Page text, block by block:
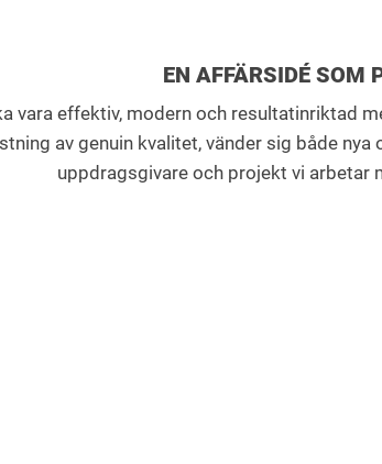
EN AFFÄRSIDÉ SOM
vara effektiv, modern och resultatinriktad
av genuin kvalitet, vänder sig både
uppdragsgivare och projekt vi arbetar